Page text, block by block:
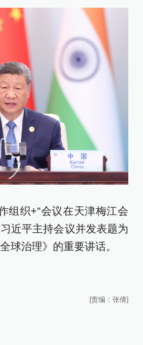
组织+”会议在天津梅江会
近平主持会议并发表题为
球治理》的重要讲话。
[责编：张倩]